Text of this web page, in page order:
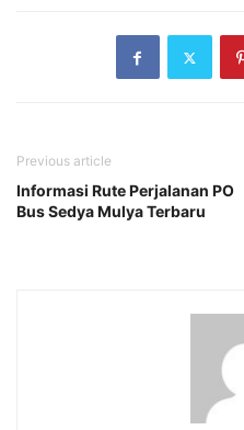
Previous article
Informasi Rute Perjalanan PO
Bus Sedya Mulya Terbaru